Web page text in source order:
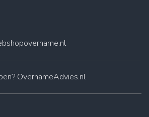
? OvernameAdvies.nl